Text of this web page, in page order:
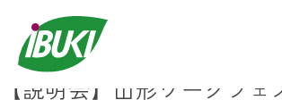
Tag Archive: 説明会
【説明会】山形ワークフェ